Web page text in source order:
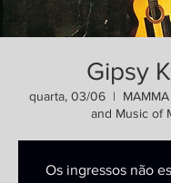
Gipsy
quarta, 03/06
  |
and Music of
Os ingressos não